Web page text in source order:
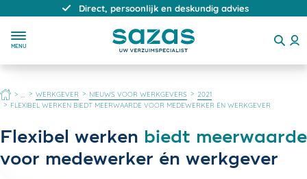
Direct, persoonlijk en deskundig advies
MENU
HOME WERKGEVER NIEUWS VOOR WERKGEVERS
2021
FLEXIBEL WERKEN BIEDT MEERWAARDE VOOR MEDEWERKER ÉN WERKGEVER
Flexibel werken biedt meerwaarde
voor medewerker én werkgever